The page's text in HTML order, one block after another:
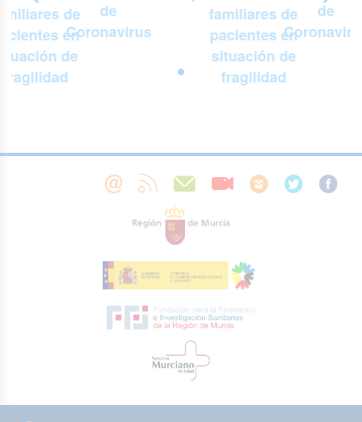
de
en
de
fragilidad
de
Coronavirus
familiares de
pacientes en
situación de
fragilidad
de